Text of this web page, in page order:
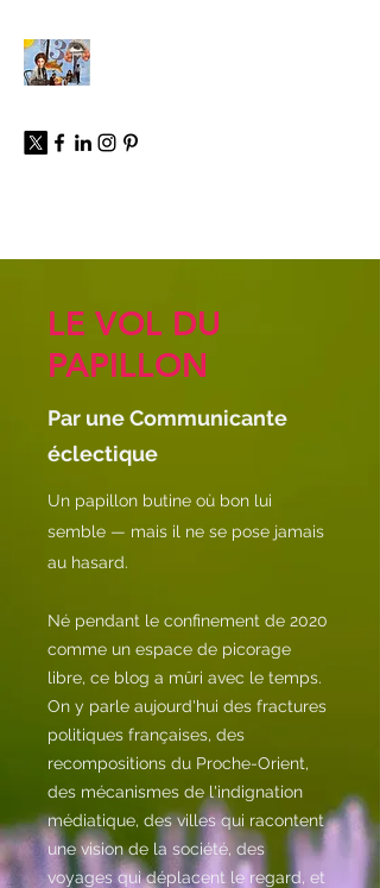
LE VOL DU
PAPILLON
Par une Communicante
éclectique
Un papillon butine où bon lui
semble — mais il ne se pose jamais
au hasard.
Né pendant le confinement de 2020
comme un espace de picorage
libre, ce blog a mûri avec le temps.
On y parle aujourd'hui des fractures
politiques françaises, des
recompositions du Proche-Orient,
des mécanismes de l'indignation
médiatique, des villes qui racontent
une vision de la société, des
voyages qui déplacent le regard, et